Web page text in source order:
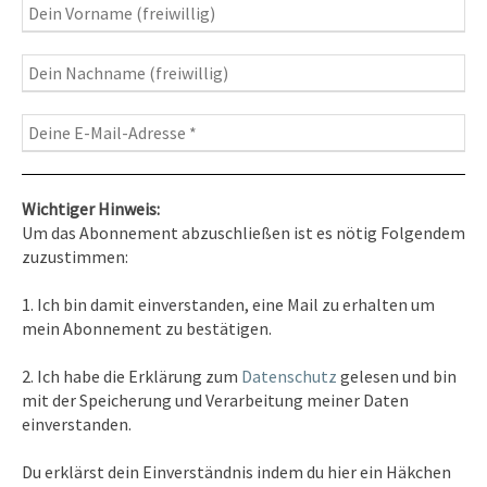
Wichtiger Hinweis:
Um das Abonnement abzuschließen ist es nötig Folgendem
zuzustimmen:
1. Ich bin damit einverstanden, eine Mail zu erhalten um
mein Abonnement zu bestätigen.
2. Ich habe die Erklärung zum Datenschutz gelesen und bin
mit der Speicherung und Verarbeitung meiner Daten
einverstanden.
Du erklärst dein Einverständnis indem du hier ein Häkchen
Fotografie– Fotoblog, Kalender, Workshops
Kontakt
Tel. 0351/2681691
E-Mail: info [at ] spirit-on-earth.com
Heilpraxis